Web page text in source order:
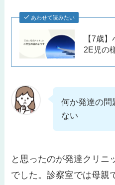
あわせて読みたい
【7歳
2E児の
何か発達の問
ない
と思ったのが発達クリニ
でした。診察室では母親